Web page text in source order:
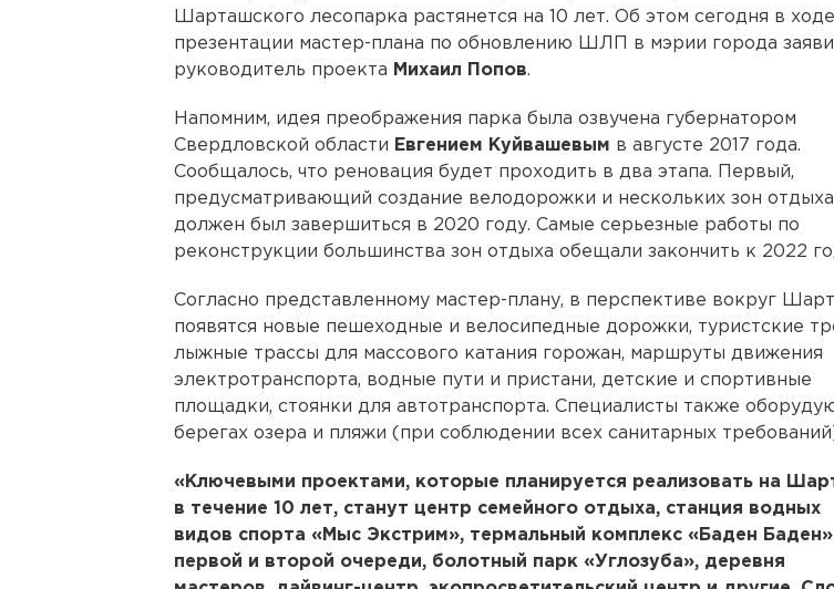
Шарташского лесопарка растянется на 10 лет. Об этом сегодня в ходе
презентации мастер-плана по обновлению ШЛП в мэрии города
руководитель проекта Михаил Попов.
Напомним, идея преображения парка была озвучена губернатором
Свердловской области Евгением Куйвашевым в августе 2017 года.
Сообщалось, что реновация будет проходить в два этапа. Первый,
предусматривающий создание велодорожки и нескольких зон
должен был завершиться в 2020 году. Самые серьезные работы по
реконструкции большинства зон отдыха обещали закончить к 2022
Согласно представленному мастер-плану, в перспективе вокруг
появятся новые пешеходные и велосипедные дорожки, туристские
лыжные трассы для массового катания горожан, маршруты движения
электротранспорта, водные пути и пристани, детские и спортивные
площадки, стоянки для автотранспорта. Специалисты также
берегах озера и пляжи (при соблюдении всех санитарных
«Ключевыми проектами, которые планируется реализовать на
в течение 10 лет, станут центр семейного отдыха, станция водных
видов спорта «Мыс Экстрим», термальный комплекс «Баден Баден»
первой и второй очереди, болотный парк «Углозуба», деревня